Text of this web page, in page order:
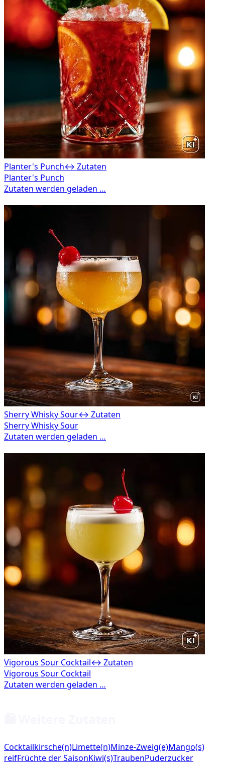
Planter's Punch↔ Zutaten
Sherry Whisky Sour↔ Zutaten
Vigorous Sour Cocktail↔ Zutaten
Cocktailkirsche(n)Limette(n)Minze-Zweig(e)Mango(s)
reifFrüchte der SaisonKiwi(s)TraubenPuderzucker